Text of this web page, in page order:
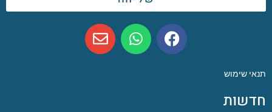
תנאי שימוש
חדשות